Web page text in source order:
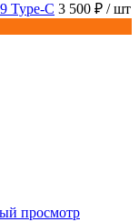
Type-C 3 500 ₽ / шт
просмотр